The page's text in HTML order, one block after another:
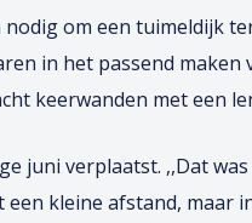
om een tuimeldijk
in het passend
keerwanden met een
juni verplaatst. ,,Dat
kleine afstand, maar